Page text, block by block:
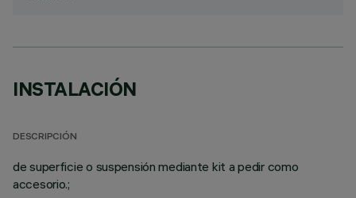
INSTALACIÓN
DESCRIPCIÓN
de superficie o suspensión mediante kit a pedir como
accesorio.;